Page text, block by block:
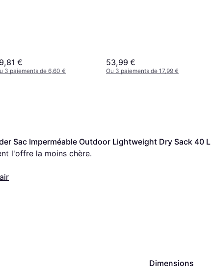
€
3 paiements de 6,60 €
53,99 €
Ou 3 paiements de 17,99 €
Sac Imperméable Outdoor Lightweight Dry Sack 40 L
l'offre la moins chère.
Dimensions